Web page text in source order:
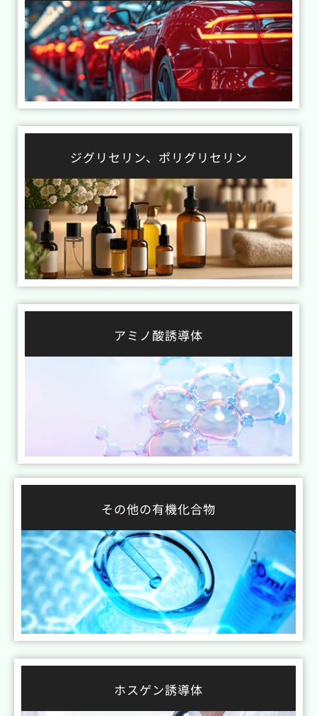
ジグリセリン、ポリグリセリン
アミノ酸誘導体
その他の有機化合物
ホスゲン誘導体